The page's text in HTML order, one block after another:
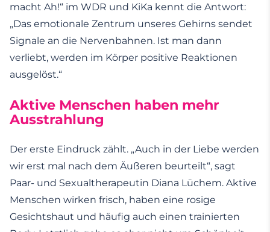
macht Ah!“ im WDR und KiKa kennt die Antwort:
„Das emotionale Zentrum unseres Gehirns sendet
Signale an die Nervenbahnen. Ist man dann
verliebt, werden im Körper positive Reaktionen
ausgelöst.“
Aktive Menschen haben mehr
Ausstrahlung
Der erste Eindruck zählt. „Auch in der Liebe werden
wir erst mal nach dem Äußeren beurteilt“, sagt
Paar- und Sexualtherapeutin Diana Lüchem. Aktive
Menschen wirken frisch, haben eine rosige
Gesichtshaut und häufig auch einen trainierten